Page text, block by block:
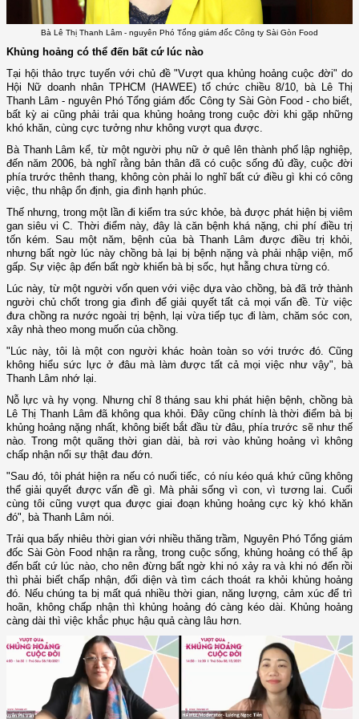
Bà Lê Thị Thanh Lâm - nguyên Phó Tổng giám đốc Công ty Sài Gòn Food
Khủng hoảng có thể đến bất cứ lúc nào
Tại hội thảo trực tuyến với chủ đề "Vượt qua khủng hoảng cuộc đời" do
Hội Nữ doanh nhân TPHCM (HAWEE) tổ chức chiều 8/10, bà Lê Thị
Thanh Lâm - nguyên Phó Tổng giám đốc Công ty Sài Gòn Food - cho biết,
bất kỳ ai cũng phải trải qua khủng hoảng trong cuộc đời khi gặp những
khó khăn, cùng cực tưởng như không vượt qua được.
Bà Thanh Lâm kể, từ một người phụ nữ ở quê lên thành phố lập nghiệp,
đến năm 2006, bà nghĩ rằng bản thân đã có cuộc sống đủ đầy, cuộc đời
phía trước thênh thang, không còn phải lo nghĩ bất cứ điều gì khi có công
việc, thu nhập ổn định, gia đình hạnh phúc.
Thế nhưng, trong một lần đi kiểm tra sức khỏe, bà được phát hiện bị viêm
gan siêu vi C. Thời điểm này, đây là căn bệnh khá nặng, chi phí điều trị
tốn kém. Sau một năm, bệnh của bà Thanh Lâm được điều trị khỏi,
nhưng bất ngờ lúc này chồng bà lại bị bệnh nặng và phải nhập viện, mổ
gấp. Sự việc ập đến bất ngờ khiến bà bị sốc, hụt hẫng chưa từng có.
Lúc này, từ một người vốn quen với việc dựa vào chồng, bà đã trở thành
người chủ chốt trong gia đình để giải quyết tất cả mọi vấn đề. Từ việc
đưa chồng ra nước ngoài trị bệnh, lại vừa tiếp tục đi làm, chăm sóc con,
xây nhà theo mong muốn của chồng.
"Lúc này, tôi là một con người khác hoàn toàn so với trước đó. Cũng
không hiểu sức lực ở đâu mà làm được tất cả mọi việc như vậy", bà
Thanh Lâm nhớ lại.
Nỗ lực và hy vọng. Nhưng chỉ 8 tháng sau khi phát hiện bệnh, chồng bà
Lê Thị Thanh Lâm đã không qua khỏi. Đây cũng chính là thời điểm bà bị
khủng hoảng nặng nhất, không biết bắt đầu từ đâu, phía trước sẽ như thế
nào. Trong một quãng thời gian dài, bà rơi vào khủng hoảng vì không
chấp nhận nổi sự thật đau đớn.
"Sau đó, tôi phát hiện ra nếu có nuối tiếc, có níu kéo quá khứ cũng không
thể giải quyết được vấn đề gì. Mà phải sống vì con, vì tương lai. Cuối
cùng tôi cũng vượt qua được giai đoạn khủng hoảng cực kỳ khó khăn
đó", bà Thanh Lâm nói.
Trải qua bấy nhiêu thời gian với nhiều thăng trầm, Nguyên Phó Tổng giám
đốc Sài Gòn Food nhận ra rằng, trong cuộc sống, khủng hoảng có thể ập
đến bất cứ lúc nào, cho nên đừng bất ngờ khi nó xảy ra và khi nó đến rồi
thì phải biết chấp nhận, đối diện và tìm cách thoát ra khỏi khủng hoảng
đó. Nếu chúng ta bị mất quá nhiều thời gian, năng lượng, cảm xúc để trì
hoãn, không chấp nhận thì khủng hoảng đó càng kéo dài. Khủng hoảng
càng dài thì việc khắc phục hậu quả càng lâu hơn.